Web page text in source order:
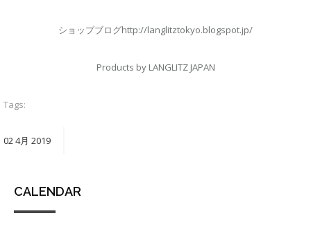
ショップブログhttp://langlitztokyo.blogspot.jp/
Products by LANGLITZ JAPAN
Tags:
024月 2019
CALENDAR